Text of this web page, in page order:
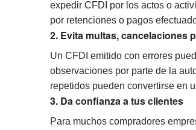
expedir CFDI por los actos o
por retenciones o pagos
2. Evita multas, cancelaciones
Un CFDI emitido con errores
observaciones por parte de la
repetidos pueden convertirse en
3. Da confianza a tus clientes
Para muchos compradores